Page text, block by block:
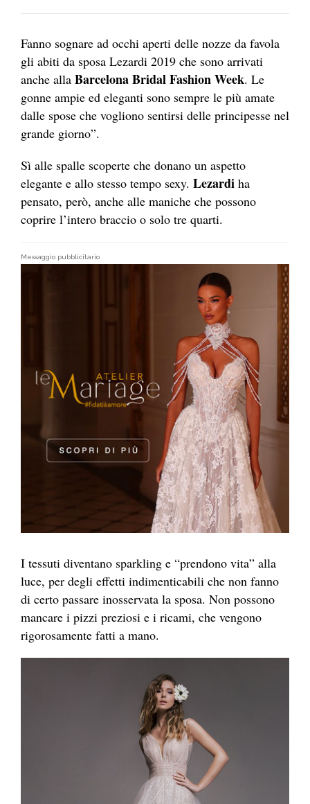
Fanno sognare ad occhi aperti delle nozze da favola
gli abiti da sposa Lezardi 2019 che sono arrivati
anche alla Barcelona Bridal Fashion Week. Le
gonne ampie ed eleganti sono sempre le più amate
dalle spose che vogliono sentirsi delle principesse nel
grande giorno”.
Sì alle spalle scoperte che donano un aspetto
elegante e allo stesso tempo sexy. Lezardi ha
pensato, però, anche alle maniche che possono
coprire l’intero braccio o solo tre quarti.
Messaggio pubblicitario
I tessuti diventano sparkling e “prendono vita” alla
luce, per degli effetti indimenticabili che non fanno
di certo passare inosservata la sposa. Non possono
mancare i pizzi preziosi e i ricami, che vengono
rigorosamente fatti a mano.